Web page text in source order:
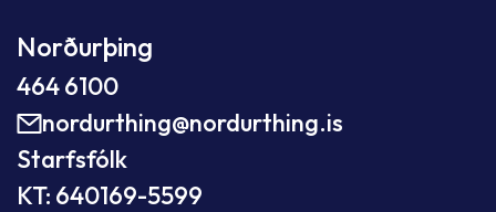
Norðurþing
464 6100
nordurthing@nordurthing.is
Starfsfólk
KT: 640169-5599